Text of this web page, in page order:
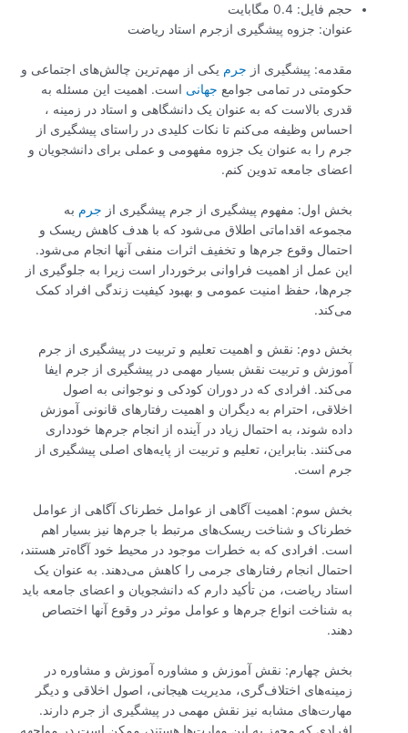
حجم فایل: 0.4 مگابایت
عنوان: جزوه پیشگیری ازجرم استاد ریاضت
مقدمه: پیشگیری از جرم یکی از مهم‌ترین چالش‌های اجتماعی و
حکومتی در تمامی جوامع جهانی است. اهمیت این مسئله به
قدری بالاست که به عنوان یک دانشگاهی و استاد در زمینه ،
احساس وظیفه می‌کنم تا نکات کلیدی در راستای پیشگیری از
جرم را به عنوان یک جزوه مفهومی و عملی برای دانشجویان و
اعضای جامعه تدوین کنم.
بخش اول: مفهوم پیشگیری از جرم پیشگیری از جرم به
مجموعه اقداماتی اطلاق می‌شود که با هدف کاهش ریسک و
احتمال وقوع جرم‌ها و تخفیف اثرات منفی آنها انجام می‌شود.
این عمل از اهمیت فراوانی برخوردار است زیرا به جلوگیری از
جرم‌ها، حفظ امنیت عمومی و بهبود کیفیت زندگی افراد کمک
می‌کند.
بخش دوم: نقش و اهمیت تعلیم و تربیت در پیشگیری از جرم
آموزش و تربیت نقش بسیار مهمی در پیشگیری از جرم ایفا
می‌کند. افرادی که در دوران کودکی و نوجوانی به اصول
اخلاقی، احترام به دیگران و اهمیت رفتارهای قانونی آموزش
داده شوند، به احتمال زیاد در آینده از انجام جرم‌ها خودداری
می‌کنند. بنابراین، تعلیم و تربیت از پایه‌های اصلی پیشگیری از
جرم است.
بخش سوم: اهمیت آگاهی از عوامل خطرناک آگاهی از عوامل
خطرناک و شناخت ریسک‌های مرتبط با جرم‌ها نیز بسیار اهم
است. افرادی که به خطرات موجود در محیط خود آگاه‌تر هستند،
احتمال انجام رفتارهای جرمی را کاهش می‌دهند. به عنوان یک
استاد ریاضت، من تأکید دارم که دانشجویان و اعضای جامعه باید
به شناخت انواع جرم‌ها و عوامل موثر در وقوع آنها اختصاص
دهند.
بخش چهارم: نقش آموزش و مشاوره آموزش و مشاوره در
زمینه‌های اختلاف‌گری، مدیریت هیجانی، اصول اخلاقی و دیگر
مهارت‌های مشابه نیز نقش مهمی در پیشگیری از جرم دارند.